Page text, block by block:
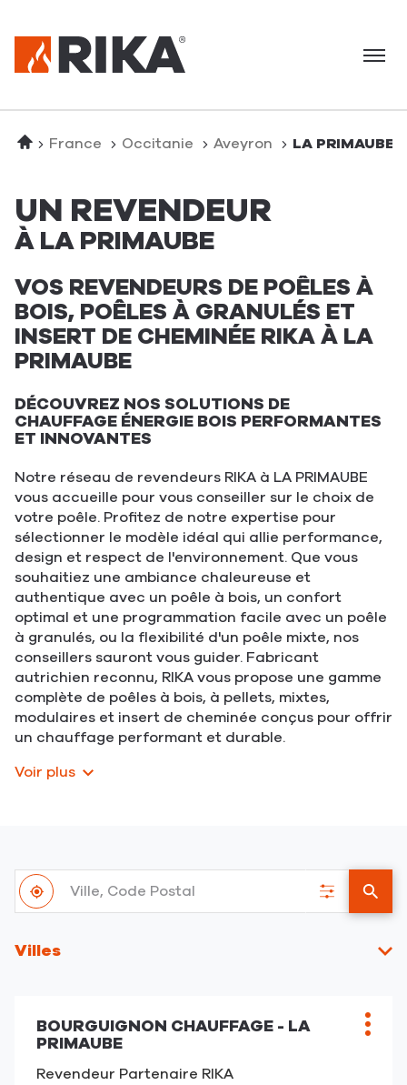
Menu
AccueilFrance Occitanie Aveyron LA PRIMAUBE
UN REVENDEUR
À LA PRIMAUBE
VOS REVENDEURS DE POÊLES À
BOIS, POÊLES À GRANULÉS ET
INSERT DE CHEMINÉE RIKA À LA
PRIMAUBE
DÉCOUVREZ NOS SOLUTIONS DE
CHAUFFAGE ÉNERGIE BOIS PERFORMANTES
ET INNOVANTES
Notre réseau de revendeurs RIKA à LA PRIMAUBE
vous accueille pour vous conseiller sur le choix de
votre poêle. Profitez de notre expertise pour
sélectionner le modèle idéal qui allie performance,
design et respect de l'environnement. Que vous
souhaitiez une ambiance chaleureuse et
authentique avec un poêle à bois, un confort
optimal et une programmation facile avec un poêle
à granulés, ou la flexibilité d'un poêle mixte, nos
conseillers sauront vous guider. Fabricant
autrichien reconnu, RIKA vous propose une gamme
complète de poêles à bois, à pellets, mixtes,
modulaires et insert de cheminée conçus pour offrir
un chauffage performant et durable.
Voir plus
À
proximité
,
trouver
un
point
RIKA
Ville,
Code
Postal
Filtrer
les
un
point
Villes
Point
de
vente
BOURGUIGNON CHAUFFAGE - LA
PRIMAUBE
Revendeur Partenaire RIKA
Plus